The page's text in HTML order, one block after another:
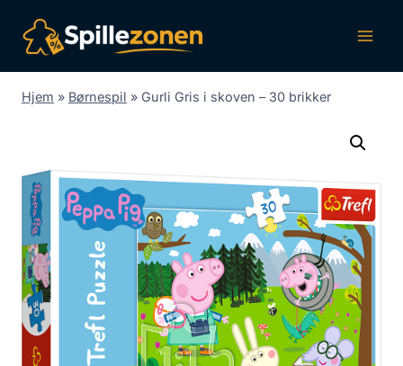
indhold
Hjem » Børnespil » Gurli Gris i skoven – 30 brikker